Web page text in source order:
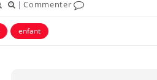
|Commenter
enfant